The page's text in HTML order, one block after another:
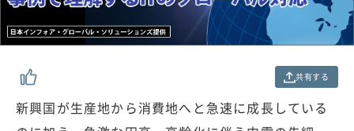
共有する
新興国が生産地から消費地へと急速に成長している